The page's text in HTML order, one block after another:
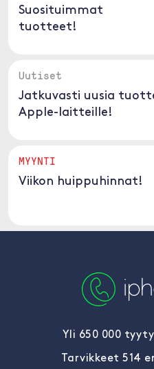
Suosituimmat
tuotteet!
Uutiset
Jatkuvasti uusia
Apple-laitteille!
MYYNTI
Viikon huippuhinnat!
Yli 650 000
Tarvikkeet 514